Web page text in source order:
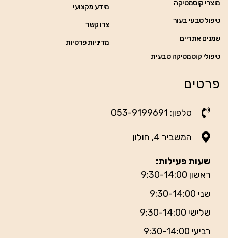
מוצרי קוסמטיקה
טיפול טבעי בעור
שמנים אתריים
טיפולי קוסמטיקה טבעית
מידע מקצועי
צרו קשר
מדיניות פרטיות
פרטים
טלפון: 053-9199691
המשביר 4, חולון
שעות פעילות:
ראשון 9:30-14:00
שני 9:30-14:00
שלישי 9:30-14:00
רביעי 9:30-14:00